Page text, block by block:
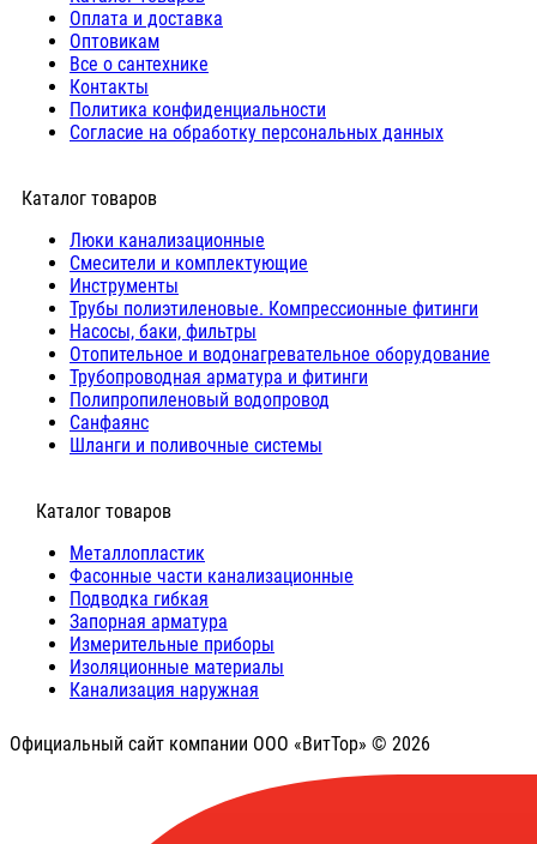
Оплата и доставка
Оптовикам
Все о сантехнике
Контакты
Политика конфиденциальности
Согласие на обработку персональных данных
Каталог товаров
Люки канализационные
Cмесители и комплектующие
Инструменты
Трубы полиэтиленовые. Компрессионные фитинги
Насосы, баки, фильтры
Отопительное и водонагревательное оборудование
Трубопроводная арматура и фитинги
Полипропиленовый водопровод
Санфаянс
Шланги и поливочные системы
⠀Каталог товаров
Металлопластик
Фасонные части канализационные
Подводка гибкая
Запорная арматура
Измерительные приборы
Изоляционные материалы
Канализация наружная
Официальный сайт компании ООО «ВитТор» © 2026